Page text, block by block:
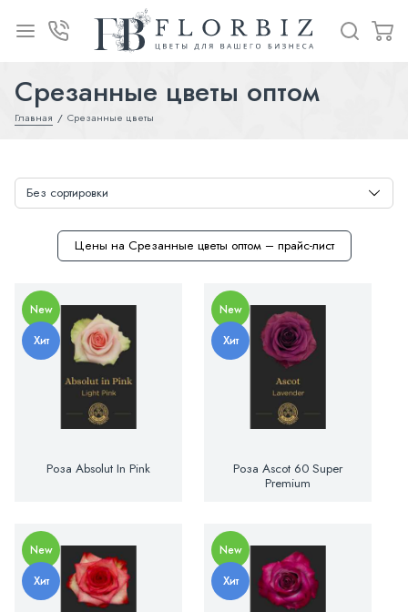
Срезанные цветы оптом
Главная Срезанные цветы
Цены на Срезанные цветы оптом – прайс-лист
New
Хит
Роза Absolut In Pink
New
Хит
Роза Ascot 60 Super
Premium
New
Хит
New
Хит